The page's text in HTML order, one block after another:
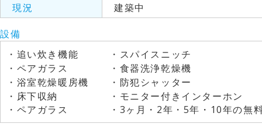
現況
建築中
設備
・追い炊き機能 ・スパイスニッチ
・ペアガラス ・食器洗浄乾燥機
・浴室乾燥暖房機 ・
・床下収納 ・モニター
・ペアガラス ・3ヶ月・2年・5年・10年の無料